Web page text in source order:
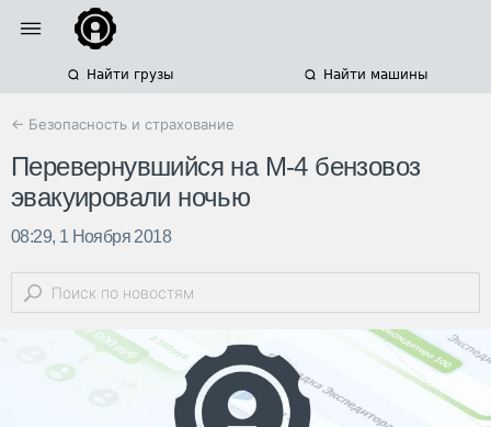
Найти грузы Найти машины
← Безопасность и страхование
Перевернувшийся на М-4 бензовоз
эвакуировали ночью
08:29, 1 Ноября 2018